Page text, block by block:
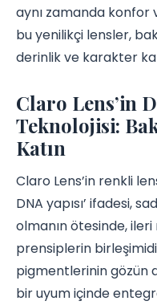
aynı zamanda konfor
bu yenilikçi lensler,
derinlik ve karakter
Claro Lens’in
Teknolojisi:
Katın
Claro Lens’in renkli
DNA yapısı’ ifadesi,
olmanın ötesinde,
prensiplerin
pigmentlerinin gözün
bir uyum içinde